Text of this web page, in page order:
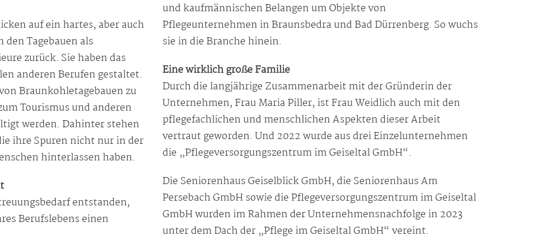
auf ein hartes, aber auch
Tagebauen als
zurück. Sie haben das
anderen Berufen gestaltet.
Braunkohletagebauen zu
Tourismus und anderen
werden. Dahinter stehen
ihre Spuren nicht nur in der
hinterlassen haben.
entstanden,
Berufslebens einen
und kaufmännischen Belangen um Objekte von
Pflegeunternehmen in Braunsbedra und Bad Dürrenberg. So wuchs
sie in die Branche hinein.
Eine wirklich große Familie
Durch die langjährige Zusammenarbeit mit der Gründerin der
Unternehmen, Frau Maria Piller, ist Frau Weidlich auch mit den
pflegefachlichen und menschlichen Aspekten dieser Arbeit
vertraut geworden. Und 2022 wurde aus drei Einzelunternehmen
die „Pflegeversorgungszentrum im Geiseltal GmbH“.
Die Seniorenhaus Geiselblick GmbH, die Seniorenhaus Am
Persebach GmbH sowie die Pflegeversorgungszentrum im Geiseltal
GmbH wurden im Rahmen der Unternehmensnachfolge in 2023
unter dem Dach der „Pflege im Geiseltal GmbH“ vereint.